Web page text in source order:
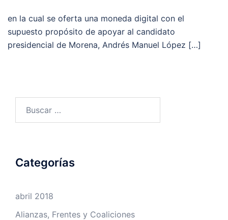
en la cual se oferta una moneda digital con el
supuesto propósito de apoyar al candidato
presidencial de Morena, Andrés Manuel López […]
Categorías
abril 2018
Alianzas, Frentes y Coaliciones